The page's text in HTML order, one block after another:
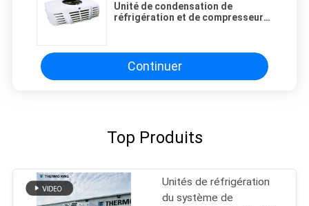
Unité de condensation de
réfrigération et de compresseur
Continuer
Top Produits
Unités de réfrigération
du système de